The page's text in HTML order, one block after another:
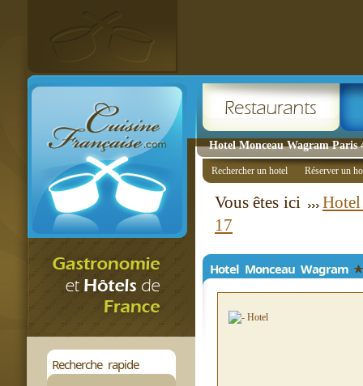
Hotel Monceau Wagram Paris
Recherche rapide
Rechercher un hotel Réserver un
Vous êtes ici
17
Hotel Monceau Wagram